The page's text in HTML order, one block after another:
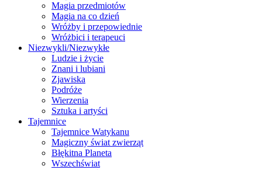
Magia przedmiotów
Magia na co dzień
Wróżby i przepowiednie
Wróżbici i terapeuci
Niezwykli/Niezwykłe
Ludzie i życie
Znani i lubiani
Zjawiska
Podróże
Wierzenia
Sztuka i artyści
Tajemnice
Tajemnice Watykanu
Magiczny świat zwierząt
Błękitna Planeta
Wszechświat